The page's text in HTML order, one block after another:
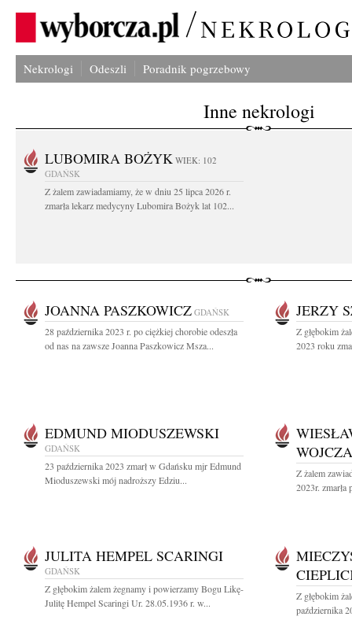
Nekrologi Odeszli Poradnik pogrzebowy
Inne nekrologi
LUBOMIRA BOŻYK WIEK: 102
GDAŃSK
Z żalem zawiadamiamy, że w dniu 25 lipca 2026 r.
zmarła lekarz medycyny Lubomira Bożyk lat 102...
JOANNA PASZKOWICZ GDAŃSK
28 października 2023 r. po ciężkiej chorobie odeszła
od nas na zawsze Joanna Paszkowicz Msza...
JERZY
Z głębokim
2023 roku
EDMUND MIODUSZEWSKI
GDAŃSK
23 października 2023 zmarł w Gdańsku mjr Edmund
Mioduszewski mój nadroższy Edziu...
Z żalem
2023r. zmarła
JULITA HEMPEL SCARINGI
GDAŃSK
Z głębokim żalem żegnamy i powierzamy Bogu Likę-
Julitę Hempel Scaringi Ur. 28.05.1936 r. w...
Z głębokim
października